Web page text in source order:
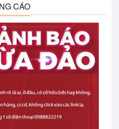
CÁO